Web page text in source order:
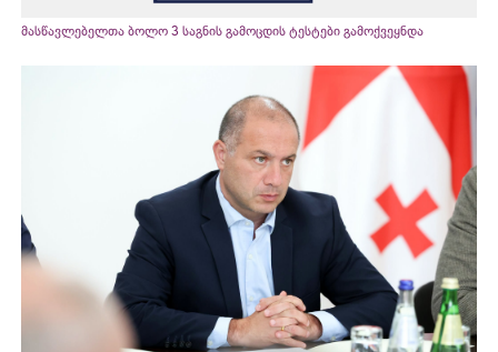
მასწავლებელთა ბოლო 3 საგნის გამოცდის ტესტები გამოქვეყნდა